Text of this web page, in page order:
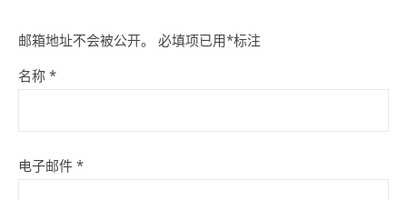
邮箱地址不会被公开。 必填项已用*标注
名称 *
电子邮件 *